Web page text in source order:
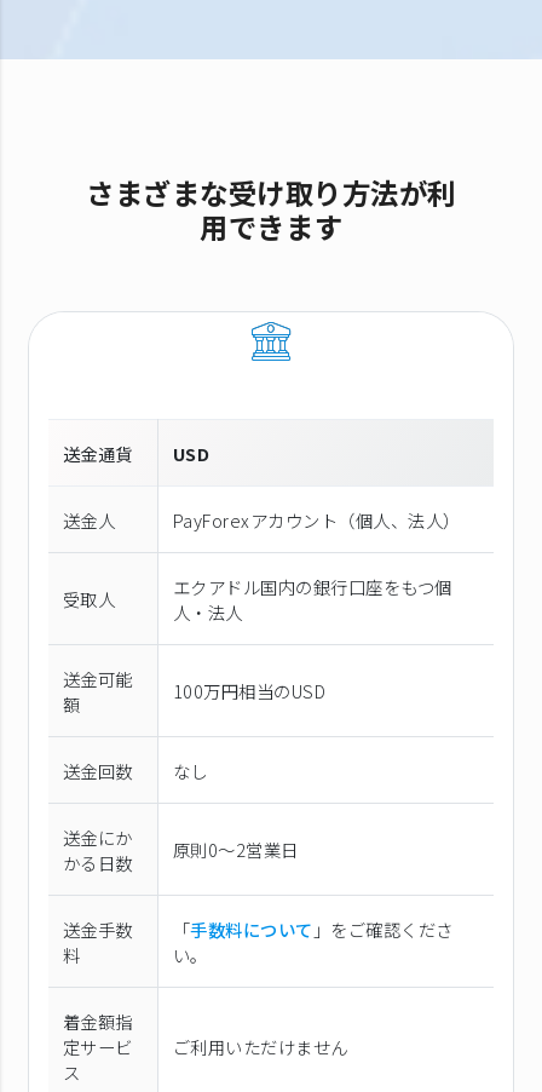
さまざまな受け取り方法が利
用できます
送金通貨 USD
送金人 PayForexアカウント（個⼈、法⼈）
受取人
エクアドル国内の銀行口座をもつ個
人・法人
送金可能
額
100万円相当のUSD
送金回数 なし
送金にか
かる日数
原則0〜2営業日
送金手数
料
「手数料について 」をご確認くださ
い。
着金額指
定サービ
ス
ご利用いただけません